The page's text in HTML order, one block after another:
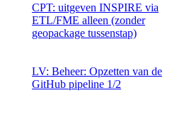
CPT: uitgeven INSPIRE via
ETL/FME alleen (zonder
geopackage tussenstap)
LV: Beheer: Opzetten van de
GitHub pipeline 1/2